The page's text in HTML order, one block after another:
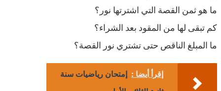
ما هو ثمن القصة التي اشترتها نور؟
كم تبقى لها من المقود بعد الشراء؟
ما المبلغ الناقص حتى تشتري نور القصة؟
إقرأ أيضا : إمتحان رياضيات سنة